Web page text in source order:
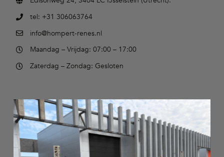
tel: +31 306063764
info@hompert-renes.nl
Maandag – Vrijdag: 07:00 – 17:00
Zaterdag – Zondag: Gesloten